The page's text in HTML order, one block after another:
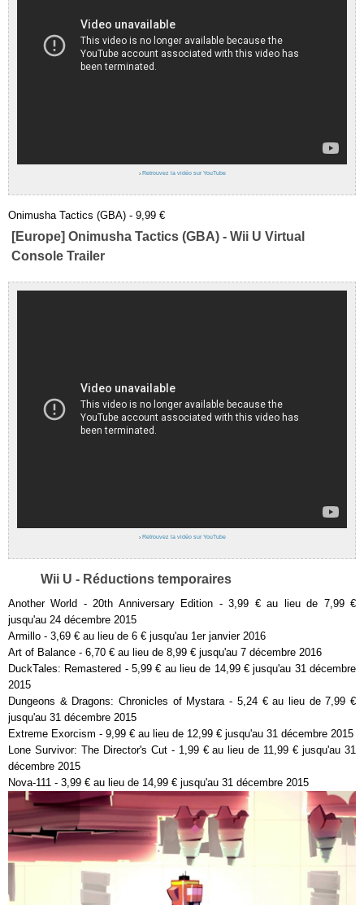
› Retrouvez la vidéo sur YouTube
Onimusha Tactics (GBA) - 9,99 €
[Europe] Onimusha Tactics (GBA) - Wii U Virtual
Console Trailer
› Retrouvez la vidéo sur YouTube
Wii U - Réductions temporaires
Another World - 20th Anniversary Edition - 3,99 € au lieu de 7,99 €
jusqu'au 24 décembre 2015
Armillo - 3,69 € au lieu de 6 € jusqu'au 1er janvier 2016
Art of Balance - 6,70 € au lieu de 8,99 € jusqu'au 7 décembre 2016
DuckTales: Remastered - 5,99 € au lieu de 14,99 € jusqu'au 31 décembre
2015
Dungeons & Dragons: Chronicles of Mystara - 5,24 € au lieu de 7,99 €
jusqu'au 31 décembre 2015
Extreme Exorcism - 9,99 € au lieu de 12,99 € jusqu'au 31 décembre 2015
Lone Survivor: The Director's Cut - 1,99 € au lieu de 11,99 € jusqu'au 31
décembre 2015
Nova-111 - 3,99 € au lieu de 14,99 € jusqu'au 31 décembre 2015